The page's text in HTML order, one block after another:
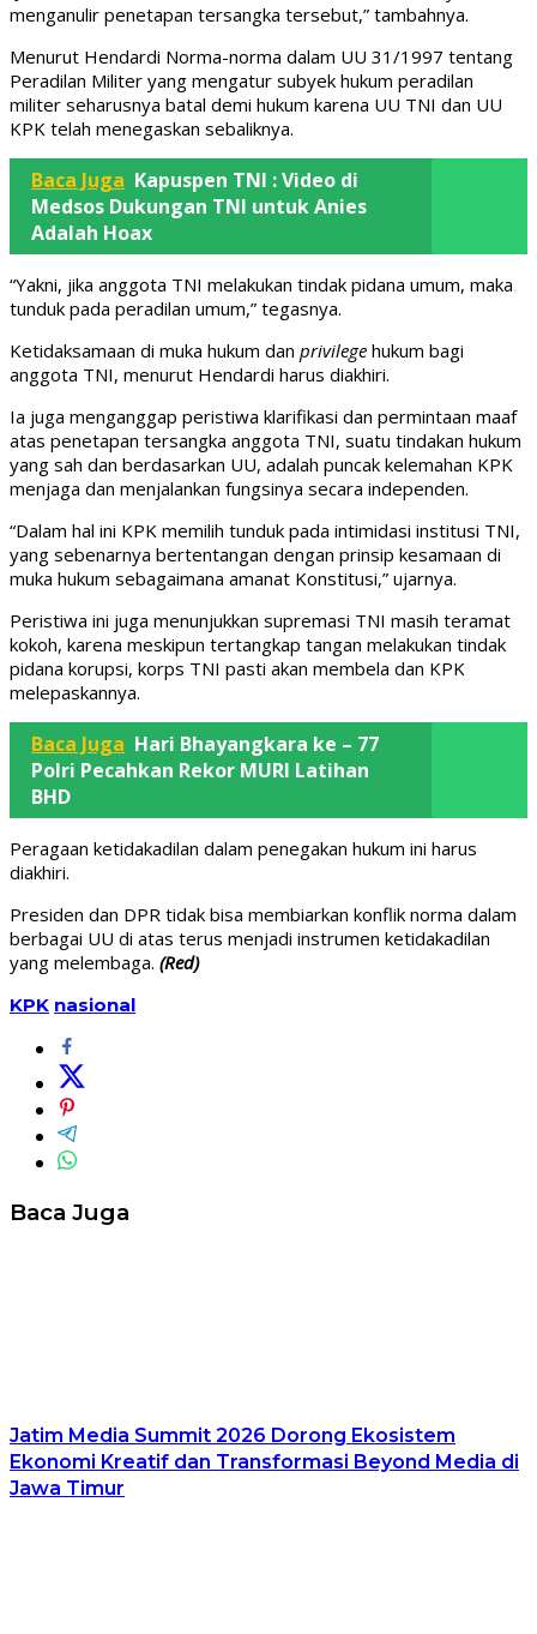
menganulir penetapan tersangka tersebut,” tambahnya.
Menurut Hendardi Norma-norma dalam UU 31/1997 tentang
Peradilan Militer yang mengatur subyek hukum peradilan
militer seharusnya batal demi hukum karena UU TNI dan UU
KPK telah menegaskan sebaliknya.
Baca Juga Kapuspen TNI : Video di
Medsos Dukungan TNI untuk Anies
Adalah Hoax
“Yakni, jika anggota TNI melakukan tindak pidana umum, maka
tunduk pada peradilan umum,” tegasnya.
Ketidaksamaan di muka hukum dan privilege hukum bagi
anggota TNI, menurut Hendardi harus diakhiri.
Ia juga menganggap peristiwa klarifikasi dan permintaan maaf
atas penetapan tersangka anggota TNI, suatu tindakan hukum
yang sah dan berdasarkan UU, adalah puncak kelemahan KPK
menjaga dan menjalankan fungsinya secara independen.
“Dalam hal ini KPK memilih tunduk pada intimidasi institusi TNI,
yang sebenarnya bertentangan dengan prinsip kesamaan di
muka hukum sebagaimana amanat Konstitusi,” ujarnya.
Peristiwa ini juga menunjukkan supremasi TNI masih teramat
kokoh, karena meskipun tertangkap tangan melakukan tindak
pidana korupsi, korps TNI pasti akan membela dan KPK
melepaskannya.
Baca Juga Hari Bhayangkara ke – 77
Polri Pecahkan Rekor MURI Latihan
BHD
Peragaan ketidakadilan dalam penegakan hukum ini harus
diakhiri.
Presiden dan DPR tidak bisa membiarkan konflik norma dalam
berbagai UU di atas terus menjadi instrumen ketidakadilan
yang melembaga. (Red)
KPK nasional
Baca Juga
Jatim Media Summit 2026 Dorong Ekosistem
Ekonomi Kreatif dan Transformasi Beyond Media di
Jawa Timur